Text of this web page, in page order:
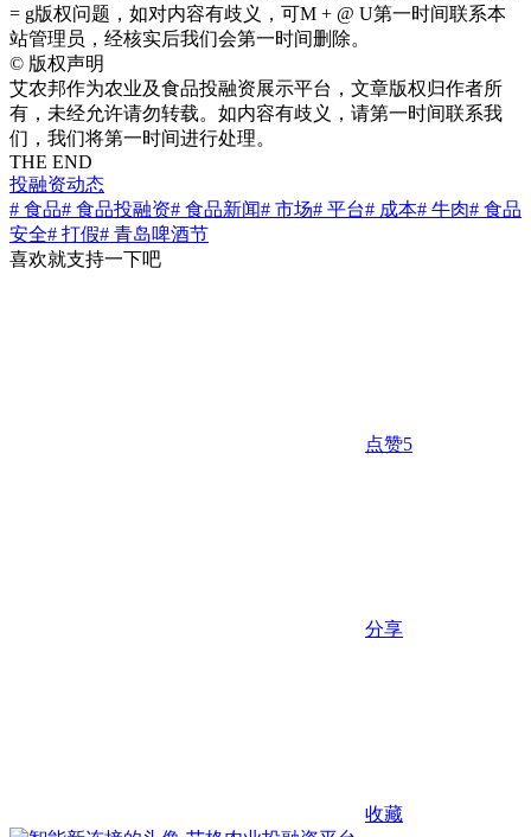
= g版权问题，如对内容有歧义，可M + @ U第一时间联系本
站管理员，经核实后我们会第一时间删除。
© 版权声明
艾农邦作为农业及食品投融资展示平台，文章版权归作者所
有，未经允许请勿转载。如内容有歧义，请第一时间联系我
们，我们将第一时间进行处理。
THE END
投融资动态
# 食品# 食品投融资# 食品新闻# 市场# 平台# 成本# 牛肉# 食品
安全# 打假# 青岛啤酒节
喜欢就支持一下吧
点赞5
分享
收藏